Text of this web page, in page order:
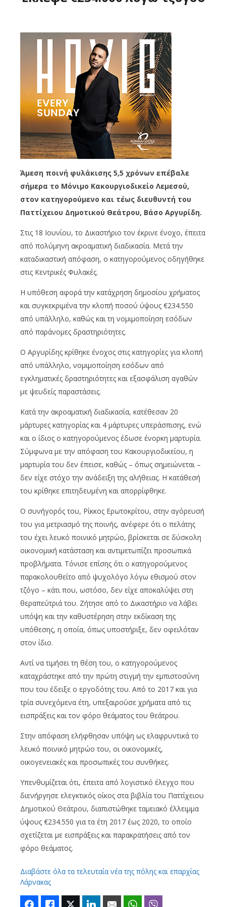
Άμεση ποινή φυλάκισης 5,5 χρόνων επέβαλε
σήμερα το Μόνιμο Κακουργιοδικείο Λεμεσού,
στον κατηγορούμενο και τέως διευθυντή του
Παττίχειου Δημοτικού Θεάτρου, Βάσο Αργυρίδη.
Στις 18 Ιουνίου, το Δικαστήριο τον έκρινε ένοχο, έπειτα
από πολύμηνη ακροαματική διαδικασία. Μετά την
καταδικαστική απόφαση, ο κατηγορούμενος οδηγήθηκε
στις Κεντρικές Φυλακές.
Η υπόθεση αφορά την κατάχρηση δημοσίου χρήματος
και συγκεκριμένα την κλοπή ποσού ύψους €234.550
από υπάλληλο, καθώς και τη νομιμοποίηση εσόδων
από παράνομες δραστηριότητες.
Ο Αργυρίδης κρίθηκε ένοχος στις κατηγορίες για κλοπή
από υπάλληλο, νομιμοποίηση εσόδων από
εγκληματικές δραστηριότητες και εξασφάλιση αγαθών
με ψευδείς παραστάσεις.
Κατά την ακροαματική διαδικασία, κατέθεσαν 20
μάρτυρες κατηγορίας και 4 μάρτυρες υπεράσπισης, ενώ
και ο ίδιος ο κατηγορούμενος έδωσε ένορκη μαρτυρία.
Σύμφωνα με την απόφαση του Κακουργιοδικείου, η
μαρτυρία του δεν έπεισε, καθώς – όπως σημειώνεται –
δεν είχε στόχο την ανάδειξη της αλήθειας. Η κατάθεσή
του κρίθηκε επιτηδευμένη και απορρίφθηκε.
Ο συνήγορός του, Ρίκκος Ερωτοκρίτου, στην αγόρευσή
του για μετριασμό της ποινής, ανέφερε ότι ο πελάτης
του έχει λευκό ποινικό μητρώο, βρίσκεται σε δύσκολη
οικονομική κατάσταση και αντιμετωπίζει προσωπικά
προβλήματα. Τόνισε επίσης ότι ο κατηγορούμενος
παρακολουθείτο από ψυχολόγο λόγω εθισμού στον
τζόγο – κάτι που, ωστόσο, δεν είχε αποκαλύψει στη
θεραπεύτριά του. Ζήτησε από το Δικαστήριο να λάβει
υπόψη και την καθυστέρηση στην εκδίκαση της
υπόθεσης, η οποία, όπως υποστήριξε, δεν οφειλόταν
στον ίδιο.
Αντί να τιμήσει τη θέση του, ο κατηγορούμενος
καταχράστηκε από την πρώτη στιγμή την εμπιστοσύνη
που του έδειξε ο εργοδότης του. Από το 2017 και για
τρία συνεχόμενα έτη, υπεξαιρούσε χρήματα από τις
εισπράξεις και τον φόρο θεάματος του θεάτρου.
Στην απόφαση ελήφθησαν υπόψη ως ελαφρυντικά το
λευκό ποινικό μητρώο του, οι οικονομικές,
οικογενειακές και προσωπικές του συνθήκες.
Υπενθυμίζεται ότι, έπειτα από λογιστικό έλεγχο που
διενήργησε ελεγκτικός οίκος στα βιβλία του Παττίχειου
Δημοτικού Θεάτρου, διαπιστώθηκε ταμειακό έλλειμμα
ύψους €234.550 για τα έτη 2017 έως 2020, το οποίο
σχετίζεται με εισπράξεις και παρακρατήσεις από τον
φόρο θεάματος.
Διαβάστε όλα τα τελευταία νέα της πόλης και επαρχίας
Λάρνακας
FacebookLike Twitter LinkedIn Email WhatsApp